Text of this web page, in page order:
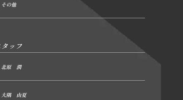
その他
タッフ
北原 潤
大隅 由夏